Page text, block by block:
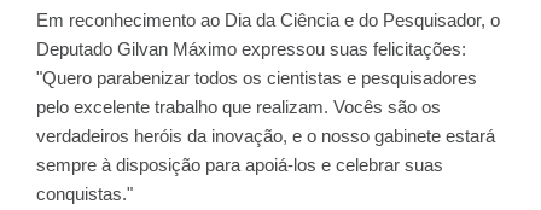
Em reconhecimento ao Dia da Ciência e do Pesquisador, o
Deputado Gilvan Máximo expressou suas felicitações:
"Quero parabenizar todos os cientistas e pesquisadores
pelo excelente trabalho que realizam. Vocês são os
verdadeiros heróis da inovação, e o nosso gabinete estará
sempre à disposição para apoiá-los e celebrar suas
conquistas."